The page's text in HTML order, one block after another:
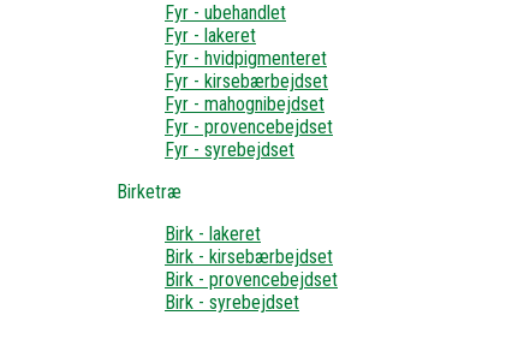
Fyr - ubehandlet
Fyr - lakeret
Fyr - hvidpigmenteret
Fyr - kirsebærbejdset
Fyr - mahognibejdset
Fyr - provencebejdset
Fyr - syrebejdset
Birketræ
Birk - lakeret
Birk - kirsebærbejdset
Birk - provencebejdset
Birk - syrebejdset